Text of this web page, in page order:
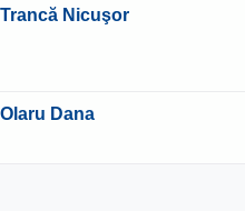
Trancă Nicuşor
Olaru Dana